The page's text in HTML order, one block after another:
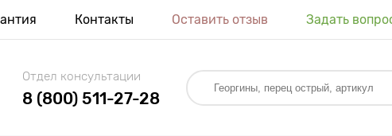
Контакты Оставить отзыв Задать
Отдел консультации
8 (800) 511-27-28